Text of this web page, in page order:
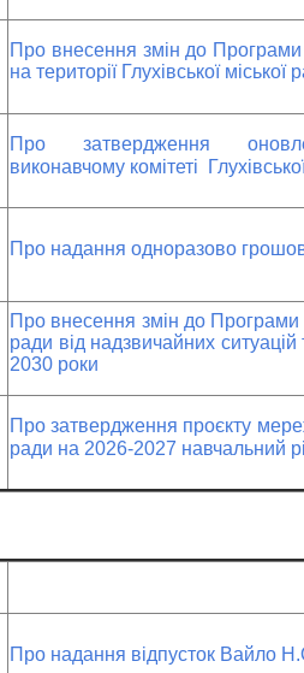
Про внесення змін до
на території Глухівської
Про затвердження
виконавчому комітеті
Про надання одноразово
Про внесення змін до Програми
ради від надзвичайних
2030 роки
Про затвердження проєкту
ради на 2026-2027 навчальний
Про надання відпусток Вайло